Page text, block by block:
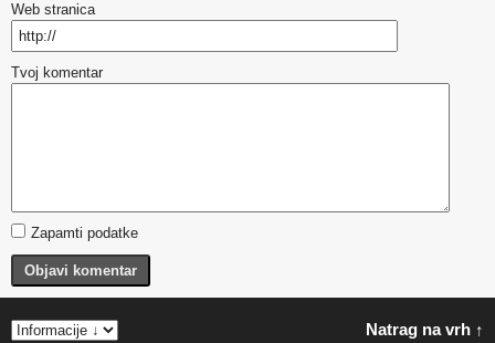
Web stranica
Tvoj komentar
Zapamti podatke
Objavi komentar
Natrag na vrh ↑